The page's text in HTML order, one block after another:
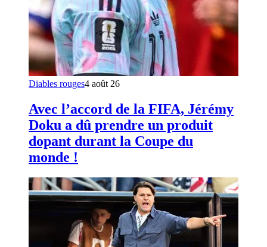
Diables rouges4 août 26
Avec l’accord de la FIFA, Jérémy
Doku a dû prendre un produit
dopant durant la Coupe du
monde !